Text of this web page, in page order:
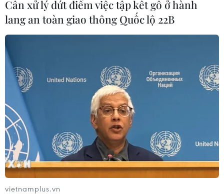
Cần xử lý dứt điểm việc tập kết gỗ ở hành
lang an toàn giao thông Quốc lộ 22B
vietnamplus.vn